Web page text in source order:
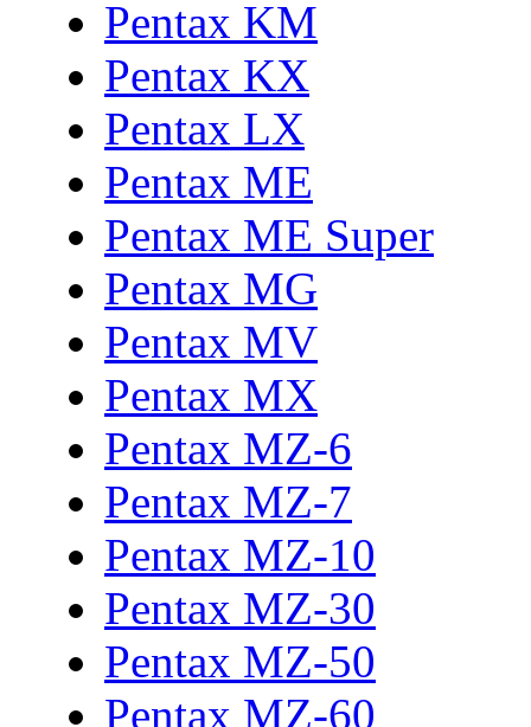
Pentax KM
Pentax KX
Pentax LX
Pentax ME
Pentax ME Super
Pentax MG
Pentax MV
Pentax MX
Pentax MZ-6
Pentax MZ-7
Pentax MZ-10
Pentax MZ-30
Pentax MZ-50
Pentax MZ-60